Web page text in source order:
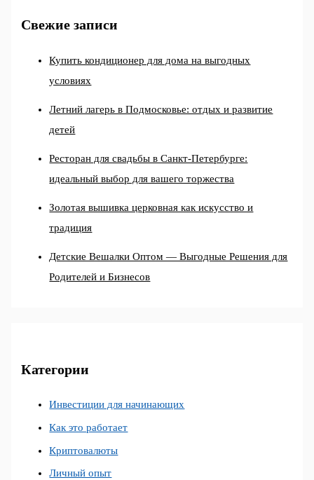
Свежие записи
Купить кондиционер для дома на выгодных
условиях
Летний лагерь в Подмосковье: отдых и развитие
детей
Ресторан для свадьбы в Санкт-Петербурге:
идеальный выбор для вашего торжества
Золотая вышивка церковная как искусство и
традиция
Детские Вешалки Оптом — Выгодные Решения для
Родителей и Бизнесов
Категории
Инвестиции для начинающих
Как это работает
Криптовалюты
Личный опыт